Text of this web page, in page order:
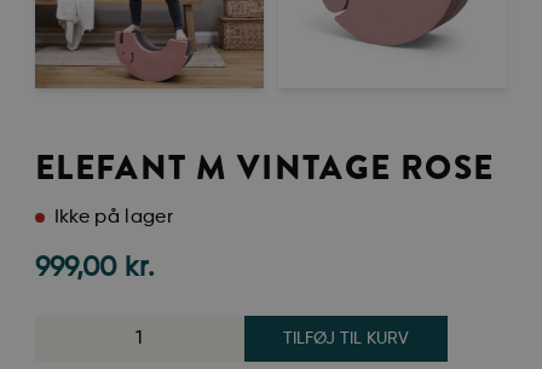
ELEFANT M VINTAGE ROSE
Ikke på lager
999,00 kr.
TILFØJ TIL KURV